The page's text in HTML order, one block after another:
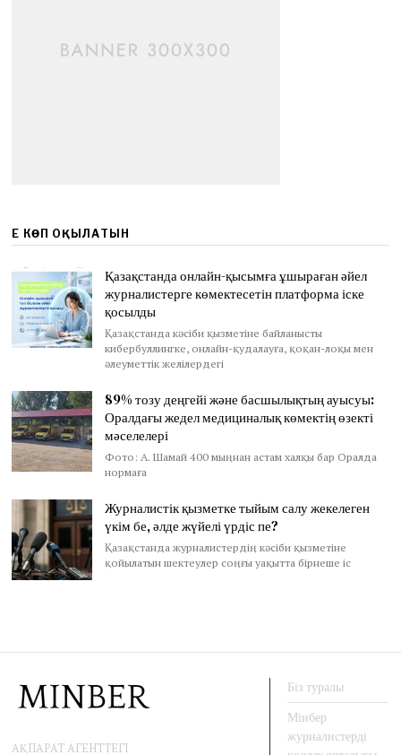
ЕҢ КӨП ОҚЫЛАТЫН
Қазақстанда онлайн-қысымға ұшыраған әйел
журналистерге көмектесетін платформа іске
қосылды
Қазақстанда кәсіби қызметіне байланысты
кибербуллингке, онлайн-қудалауға, қоқан-лоқы мен
әлеуметтік желілердегі
89% тозу деңгейі және басшылықтың ауысуы:
Оралдағы жедел медициналық көмектің өзекті
мәселелері
Фото: А. Шамай 400 мыңнан астам халқы бар Оралда
нормаға
Журналистік қызметке тыйым салу жекелеген
үкім бе, әлде жүйелі үрдіс пе?
Қазақстанда журналистердің кәсіби қызметіне
қойылатын шектеулер соңғы уақытта бірнеше іс
АҚПАРАТ АГЕНТТЕГІ
Біз туралы
Мінбер
журналистерді